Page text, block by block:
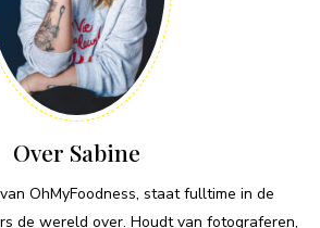
Over Sabine
OhMyFoodness, staat fulltime in de
de wereld over. Houdt van fotograferen,